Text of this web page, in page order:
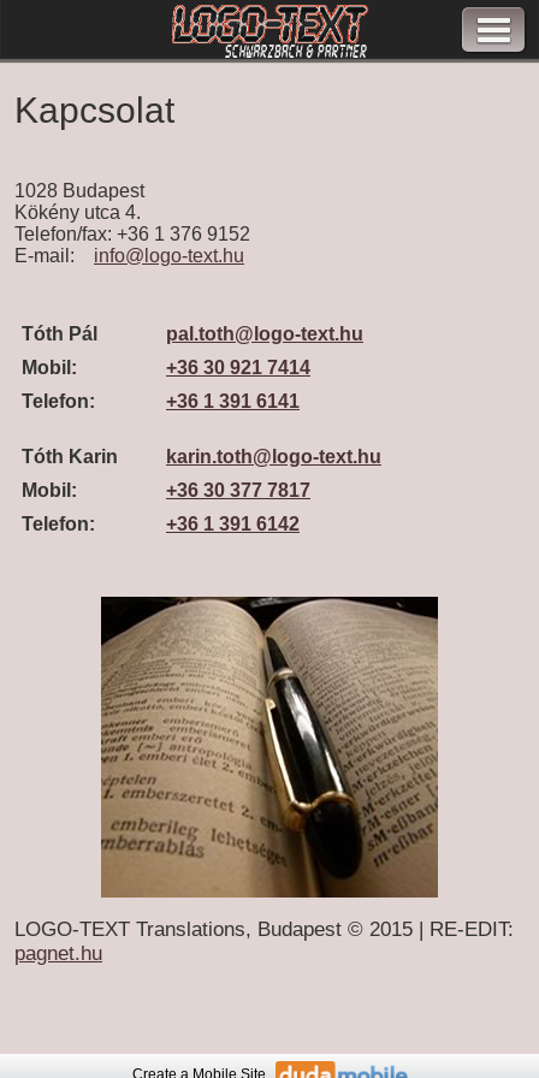
Kapcsolat
1028 Budapest
Kökény utca 4.
Telefon/fax: +36 1 376 9152
E-mail:
info@logo-text.hu
Tóth Pál
pal.toth@logo-text.hu
Mobil:
+36 30 921 7414
Telefon:
+36 1 391 6141
Tóth Karin
karin.toth@logo-text.hu
Mobil:
+36 30 377 7817
Telefon:
+36 1 391 6142
LOGO-TEXT Translations, Budapest © 2015 | RE-EDIT:
pagnet.hu
Createa Mobile Site